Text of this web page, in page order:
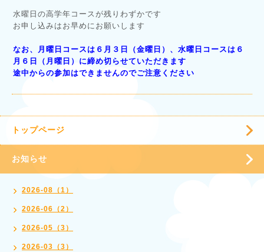
水曜日の高学年コースが残りわずかです
お申し込みはお早めにお願いします
なお、月曜日コースは６月３日（金曜日）、水曜日コースは６
月６日（月曜日）に締め切らせていただきます
途中からの参加はできませんのでご注意ください
トップページ
お知らせ
2026-08（1）
2026-06（2）
2026-05（3）
2026-03（3）